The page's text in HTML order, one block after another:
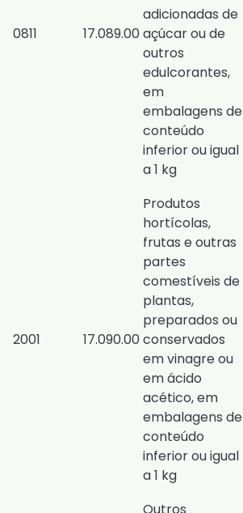
0811 17.089.00
adicionadas de
açúcar ou de
outros
edulcorantes,
em
embalagens de
conteúdo
inferior ou igual
a 1 kg
2001 17.090.00
Produtos
hortícolas,
frutas e outras
partes
comestíveis de
plantas,
preparados ou
conservados
em vinagre ou
em ácido
acético, em
embalagens de
conteúdo
inferior ou igual
a 1 kg
Outros